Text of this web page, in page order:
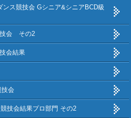
ンス競技会 Gシニア&シニアBCD級
技会 その2
会結果
会
技会結果プロ部門 その2